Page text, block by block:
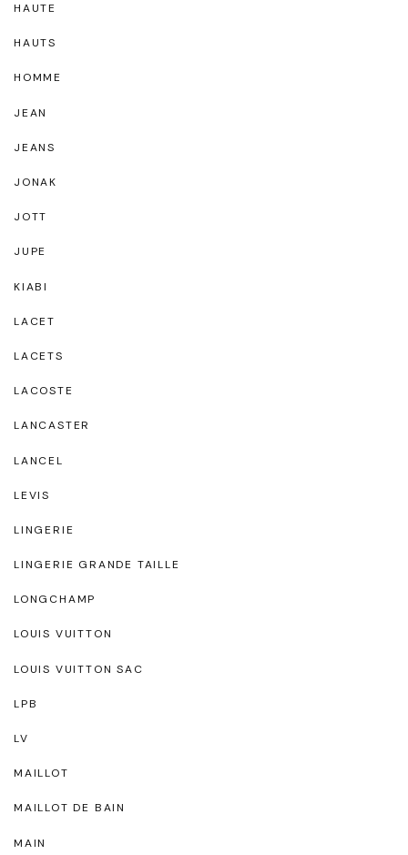
HAUTE
HAUTS
HOMME
JEAN
JEANS
JONAK
JOTT
JUPE
KIABI
LACET
LACETS
LACOSTE
LANCASTER
LANCEL
LEVIS
LINGERIE
LINGERIE GRANDE TAILLE
LONGCHAMP
LOUIS VUITTON
LOUIS VUITTON SAC
LPB
LV
MAILLOT
MAILLOT DE BAIN
MAIN